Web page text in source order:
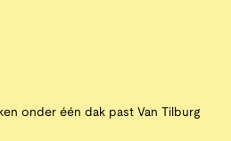
onder één dak past Van Tilburg